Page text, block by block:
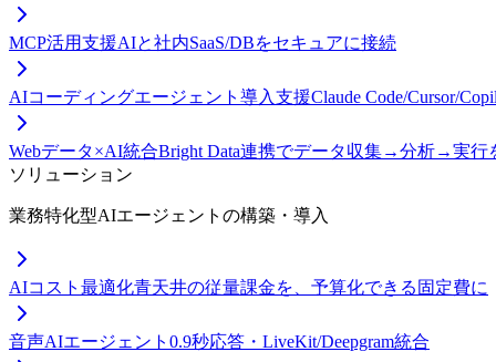
MCP活用支援AIと社内SaaS/DBをセキュアに接続
AIコーディングエージェント導入支援Claude Code/Cursor/
Webデータ×AI統合Bright Data連携でデータ収集→分析→実行
ソリューション
業務特化型AIエージェントの構築・導入
AIコスト最適化青天井の従量課金を、予算化できる固定費に
音声AIエージェント 0.9秒応答・LiveKit/Deepgram統合